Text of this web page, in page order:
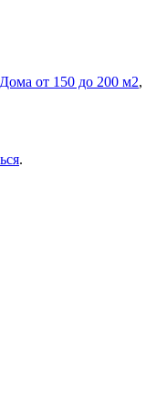
Дома от 150 до 200 м2,
.